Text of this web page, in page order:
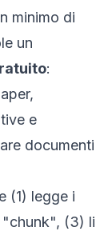
minimo di
un
:
e
documenti
(1) legge i
"chunk", (3) li